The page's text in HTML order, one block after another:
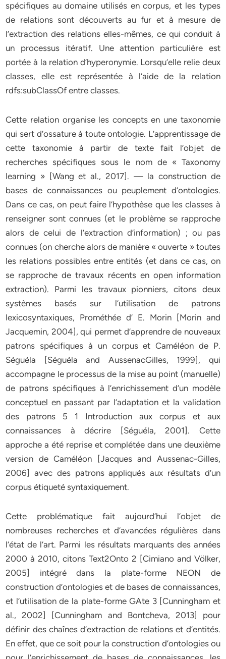
spécifiques au domaine utilisés en corpus, et les types
de relations sont découverts au fur et à mesure de
l’extraction des relations elles-mêmes, ce qui conduit à
un processus itératif. Une attention particulière est
portée à la relation d’hyperonymie. Lorsqu’elle relie deux
classes, elle est représentée à l’aide de la relation
rdfs:subClassOf entre classes.
Cette relation organise les concepts en une taxonomie
qui sert d’ossature à toute ontologie. L’apprentissage de
cette taxonomie à partir de texte fait l’objet de
recherches spécifiques sous le nom de « Taxonomy
learning » [Wang et al., 2017]. — la construction de
bases de connaissances ou peuplement d’ontologies.
Dans ce cas, on peut faire l’hypothèse que les classes à
renseigner sont connues (et le problème se rapproche
alors de celui de l’extraction d’information) ; ou pas
connues (on cherche alors de manière « ouverte » toutes
les relations possibles entre entités (et dans ce cas, on
se rapproche de travaux récents en open information
extraction). Parmi les travaux pionniers, citons deux
systèmes basés sur l’utilisation de patrons
lexicosyntaxiques, Prométhée d’ E. Morin [Morin and
Jacquemin, 2004], qui permet d’apprendre de nouveaux
patrons spécifiques à un corpus et Caméléon de P.
Séguéla [Séguéla and AussenacGilles, 1999], qui
accompagne le processus de la mise au point (manuelle)
de patrons spécifiques à l’enrichissement d’un modèle
conceptuel en passant par l’adaptation et la validation
des patrons 5 1 Introduction aux corpus et aux
connaissances à décrire [Séguéla, 2001]. Cette
approche a été reprise et complétée dans une deuxième
version de Caméléon [Jacques and Aussenac-Gilles,
2006] avec des patrons appliqués aux résultats d’un
corpus étiqueté syntaxiquement.
Cette problématique fait aujourd’hui l’objet de
nombreuses recherches et d’avancées régulières dans
l’état de l’art. Parmi les résultats marquants des années
2000 à 2010, citons Text2Onto 2 [Cimiano and Völker,
2005] intégré dans la plate-forme NEON de
construction d’ontologies et de bases de connaissances,
et l’utilisation de la plate-forme GAte 3 [Cunningham et
al., 2002] [Cunningham and Bontcheva, 2013] pour
définir des chaînes d’extraction de relations et d’entités.
En effet, que ce soit pour la construction d’ontologies ou